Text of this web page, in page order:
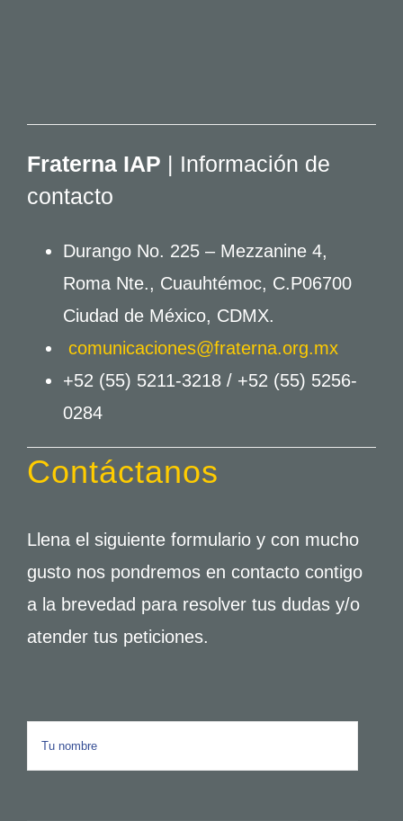
Fraterna IAP | Información de
contacto
Durango No. 225 – Mezzanine 4,
Roma Nte., Cuauhtémoc, C.P06700
Ciudad de México, CDMX.
comunicaciones@fraterna.org.mx
+52 (55) 5211-3218 / +52 (55) 5256-
0284
Contáctanos
Llena el siguiente formulario y con mucho
gusto nos pondremos en contacto contigo
a la brevedad para resolver tus dudas y/o
atender tus peticiones.